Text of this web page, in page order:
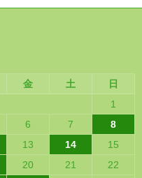
金 土
日
1
6 7
8
13 14
15
20 21
22